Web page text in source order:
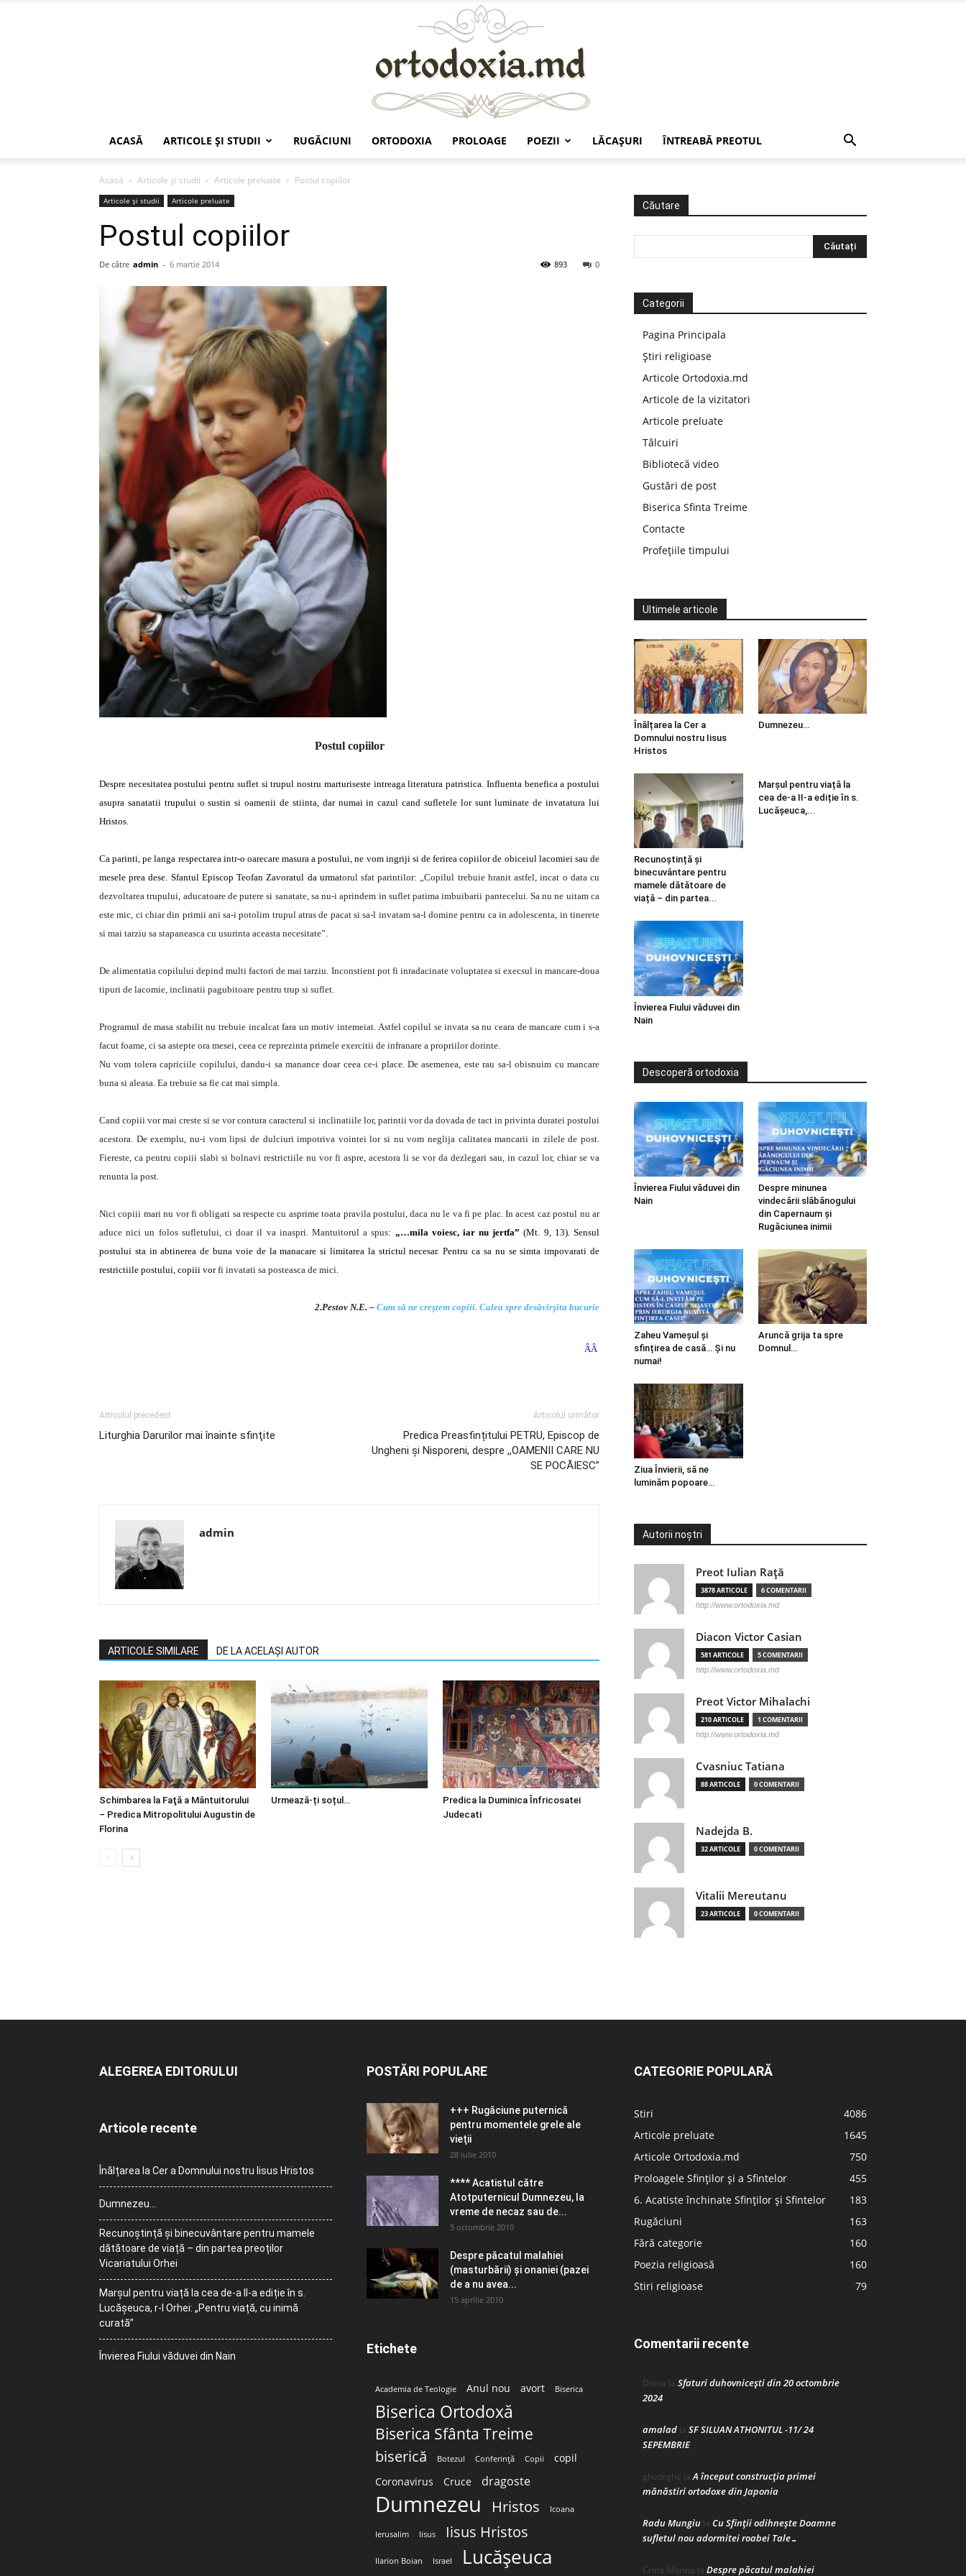
ACASĂ ARTICOLE ŞI STUDII RUGĂCIUNI ORTODOXIA PROLOAGE POEZII LĂCAŞURI ÎNTREABĂ PREOTUL
Acasă Articole şi studii Articole preluate Postul copiilor
Articole şi studii Articole preluate
Postul copiilor
De către admin - 6 martie 2014 0
893
Postul copiilor
Despre necesitatea postului pentru suflet si trupul nostru marturiseste intreaga literatura patristica. Influenta benefica a postului
asupra sanatatii trupului o sustin si oamenii de stiinta, dar numai in cazul cand sufletele lor sunt luminate de invatatura lui
Hristos.
Ca parinti, pe langa respectarea intr-o oarecare masura a postului, ne vom ingriji si de ferirea copiilor de obiceiul lacomiei sau de
mesele prea dese. Sfantul Episcop Teofan Zavoratul da urmatorul sfat parintilor: „Copilul trebuie hranit astfel, incat o data cu
dezvoltarea trupului, aducatoare de putere si sanatate, sa nu-i aprindem in suflet patima imbuibarii pantecelui. Sa nu ne uitam ca
este mic, ci chiar din primii ani sa-i potolim trupul atras de pacat si sa-l invatam sa-l domine pentru ca in adolescenta, in tinerete
si mai tarziu sa stapaneasca cu usurinta aceasta necesitate”.
De alimentatia copilului depind multi factori de mai tarziu. Inconstient pot fi inradacinate voluptatea si execsul in mancare-doua
tipuri de lacomie, inclinatii pagubitoare pentru trup si suflet.
Programul de masa stabilit nu trebuie incalcat fara un motiv intemeiat. Astfel copilul se invata sa nu ceara de mancare cum i s-a
facut foame, ci sa astepte ora mesei, ceea ce reprezinta primele exercitii de infranare a propriilor dorinte.
Nu vom tolera capriciile copilului, dandu-i sa manance doar ceea ce-i place. De asemenea, este rau sa-l obisnuim cu mancare
buna si aleasa. Ea trebuie sa fie cat mai simpla.
Cand copiii vor mai creste si se vor contura caracterul si inclinatiile lor, parintii vor da dovada de tact in privinta duratei postului
acestora. De exemplu, nu-i vom lipsi de dulciuri impotriva vointei lor si nu vom neglija calitatea mancarii in zilele de post.
Fiereste, ca pentru copiii slabi si bolnavi restrictiile nu vor fi aspre, acestora li se vor da dezlegari sau, in cazul lor, chiar se va
renunta la post.
Nici copiii mari nu vor fi obligati sa respecte cu asprime toata pravila postului, daca nu le va fi pe plac. In acest caz postul nu ar
aduce nici un folos sufletului, ci doar il va inaspri. Mantuitorul a spus: „…mila voiesc, iar nu jertfa” (Mt. 9, 13). Sensul
postului sta in abtinerea de buna voie de la manacare si limitarea la strictul necesar. Pentru ca sa nu se simta impovarati de
restrictiile postului, copiii vorfi invatati sa posteasca de mici.
2.Pestov N.E. – Cum să ne creştem copiii. Calea spre desăvîrşita bucurie
ÂÂ
Articolul precedent
Liturghia Darurilor mai înainte sfinţite
Articolul următor
Predica Preasfințitului PETRU, Episcop de
Ungheni și Nisporeni, despre ,,OAMENII CARE NU
SE POCĂIESC”
admin
ARTICOLE SIMILARE DE LA ACELAȘI AUTOR
Schimbarea la Faţă a Mântuitorului
– Predica Mitropolitului Augustin de
Florina
Urmează-ți soțul…
Predica la Duminica Înfricosatei
Judecati
Căutare
Categorii
Pagina Principala
Știri religioase
Articole Ortodoxia.md
Articole de la vizitatori
Articole preluate
Tâlcuiri
Bibliotecă video
Gustări de post
Biserica Sfinta Treime
Contacte
Profețiile timpului
Ultimele articole
Înălțarea la Cer a
Domnului nostru Iisus
Hristos
Dumnezeu…
Recunoștință și
binecuvântare pentru
mamele dătătoare de
viață – din partea...
Marșul pentru viață la
cea de-a II-a ediție în s.
Lucășeuca,...
Învierea Fiului văduvei din
Nain
Descoperă ortodoxia
Învierea Fiului văduvei din
Nain
Despre minunea
vindecării slăbănogului
din Capernaum și
Rugăciunea inimii
Zaheu Vameșul și
sfințirea de casă… Și nu
numai!
Aruncă grija ta spre
Domnul…
Ziua Învierii, să ne
luminăm popoare…
Autorii noștri
Preot Iulian Raţă
3878 ARTICOLE 6 COMENTARII
http://www.ortodoxia.md
Diacon Victor Casian
581 ARTICOLE 5 COMENTARII
http://www.ortodoxia.md
Preot Victor Mihalachi
210 ARTICOLE 1 COMENTARII
http://www.ortodoxia.md
Cvasniuc Tatiana
88 ARTICOLE 0 COMENTARII
Nadejda B.
32 ARTICOLE 0 COMENTARII
Vitalii Mereutanu
23 ARTICOLE 0 COMENTARII
ALEGEREA EDITORULUI
Articole recente
Înălțarea la Cer a Domnului nostru Iisus Hristos
Dumnezeu…
Recunoștință și binecuvântare pentru mamele
dătătoare de viață – din partea preoților
Vicariatului Orhei
Marșul pentru viață la cea de-a II-a ediție în s.
Lucășeuca, r-l Orhei: „Pentru viață, cu inimă
curată”
Învierea Fiului văduvei din Nain
POSTĂRI POPULARE
+++ Rugăciune puternică
pentru momentele grele ale
vieţii
28 iulie 2010
**** Acatistul către
Atotputernicul Dumnezeu, la
vreme de necaz sau de...
5 octombrie 2010
Despre păcatul malahiei
(masturbării) şi onaniei (pazei
de a nu avea...
15 aprilie 2010
Etichete
Academia de Teologie Anul nou avort Biserica
Biserica Ortodoxă
Biserica Sfânta Treime
biserică Botezul Conferință Copii
copil
Coronavirus
Cruce dragoste
Dumnezeu Hristos Icoana
Ierusalim Iisus Iisus Hristos
Ilarion Boian Israel Lucășeuca
CATEGORIE POPULARĂ
Stiri
4086
Articole preluate
1645
Articole Ortodoxia.md
750
Proloagele Sfinților și a Sfintelor
455
6. Acatiste închinate Sfinților și Sfintelor
183
Rugăciuni
163
Fără categorie
160
Poezia religioasă
160
Stiri religioase
79
Comentarii recente
Doina la Sfaturi duhovnicești din 20 octombrie
2024
amalad la SF SILUAN ATHONITUL -11/ 24
SEPEMBRIE
gheorghe laA început construcţia primei
mănăstiri ortodoxe din Japonia
Radu Mungiu la Cu Sfinții odihnește Doamne
sufletul nou adormitei roabei Tale…
Crina Marina la Despre păcatul malahiei